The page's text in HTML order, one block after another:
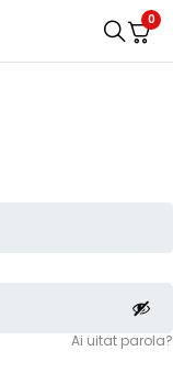
0
Ai uitat parola?